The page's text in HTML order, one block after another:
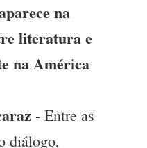
na
literatura e
na América
- Entre as
diálogo,